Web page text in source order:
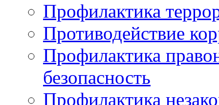
Профилактика
Противодействие
Профилактика
безопасность
Профилактика